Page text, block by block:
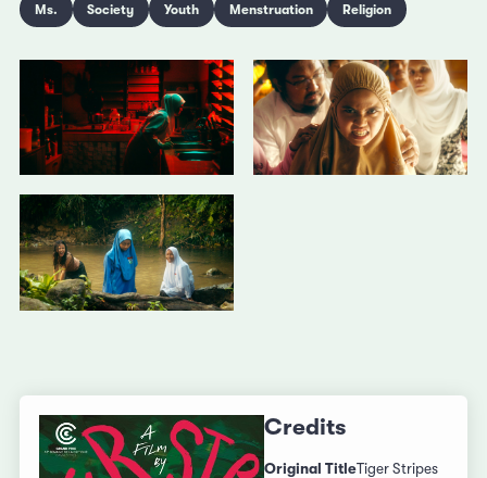
Ms. Society Youth Menstruation Religion
Credits
Original TitleTiger Stripes